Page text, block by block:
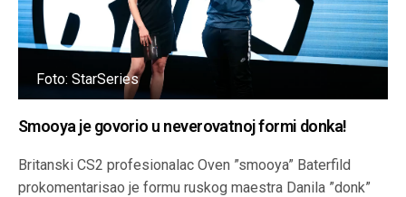
Foto: StarSeries
Smooya je govorio u neverovatnoj formi donka!
Britanski CS2 profesionalac Oven ”smooya” Baterfild
prokomentarisao je formu ruskog maestra Danila ”donk”